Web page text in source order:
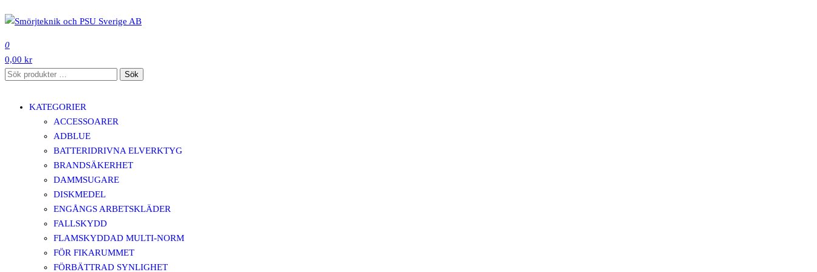
till
innehåll
0
0,00 kr
Sök
Sök
KATEGORIER
ACCESSOARER
ADBLUE
BATTERIDRIVNA ELVERKTYG
BRANDSÄKERHET
DAMMSUGARE
DISKMEDEL
ENGÅNGS ARBETSKLÄDER
FALLSKYDD
FLAMSKYDDAD MULTI-NORM
FÖR FIKARUMMET
FÖRBÄTTRAD SYNLIGHET